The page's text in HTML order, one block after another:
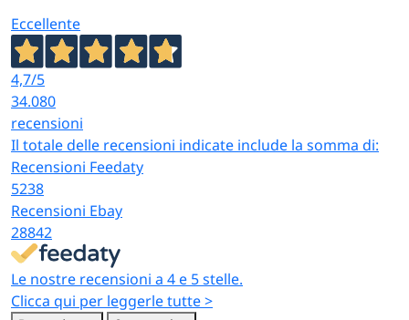
Eccellente
4,7/5
34.080
recensioni
Il totale delle recensioni indicate include la somma di:
Recensioni Feedaty
5238
Recensioni Ebay
28842
Le nostre recensioni a 4 e 5 stelle.
Clicca qui per leggerle tutte >